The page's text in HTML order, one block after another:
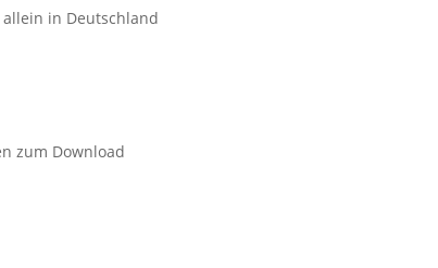
allein in Deutschland
zum Download